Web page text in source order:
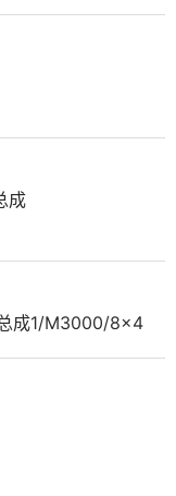
成
成1/M3000/8×4